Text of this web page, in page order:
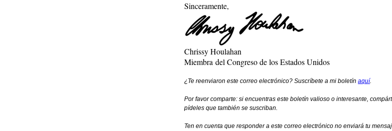
Sinceramente,
Chrissy Houlahan
Miembra del Congreso de los Estados Unidos
¿Te reenviaron este correo electrónico? Suscríbete a mi boletín aquí.
Por favor comparte: si encuentras este boletín valioso o interesante,
pídeles que también se suscriban.
Ten en cuenta que responder a este correo electrónico no enviará tu